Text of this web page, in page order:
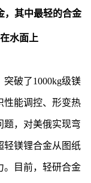
，其中最轻的合金
水面上
破了1000kg级镁
性能调控、形变热
题，对美俄实现弯
轻镁锂合金从图纸
。目前，轻研合金